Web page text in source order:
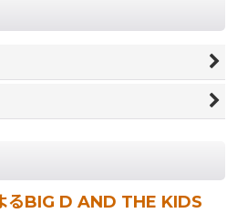
るBIG D AND THE KIDS